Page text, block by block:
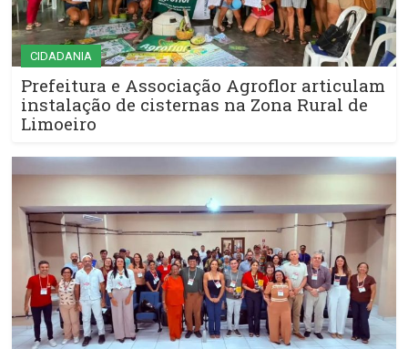
CIDADANIA
Prefeitura e Associação Agroflor articulam
instalação de cisternas na Zona Rural de
Limoeiro